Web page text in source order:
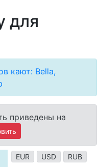
для
кают: Bella,
приведены на
EUR USD RUB